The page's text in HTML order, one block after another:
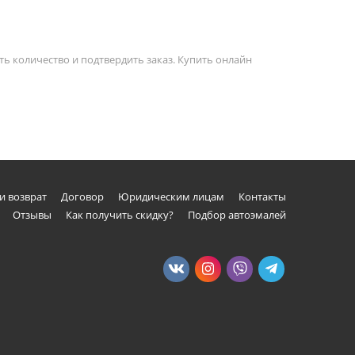
количество и подтвердить заказ. Купить онлайн
возврат Договор Юридическим лицам
Контакты
Отзывы Как получить скидку? Подбор автоэмалей